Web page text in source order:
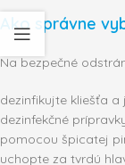
Ako správne
Na bezpečné
dezinfikujte kliešťa
dezinfekčné
pomocou špicatej
uchopte za tvrdú